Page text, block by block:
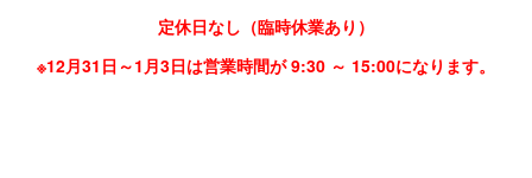
定休日なし（臨時休業あり）
※12月31日～1月3日は営業時間が 9:30 ～ 15:00になります。